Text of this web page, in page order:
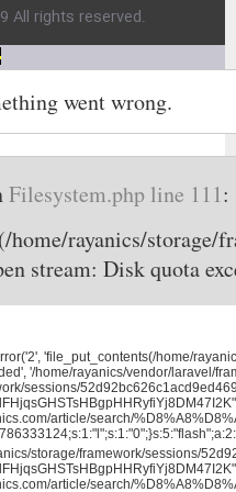
All rights reserved.
went wrong.
Filesystem.php line 111:
rayanics/storage/
stream: Disk quota
'file_put_contents(/home/
'/home/rayanics/vendor/laravel/
sessions/
article/search/
storage/framework/sessions/
article/search/